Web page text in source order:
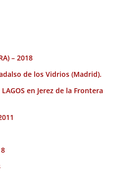
– 2018
de los Vidrios (Madrid).
en Jerez de la Frontera